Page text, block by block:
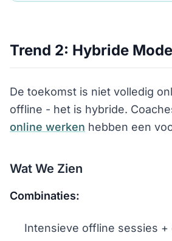
Trend 2: Hybride
De toekomst is niet volledig
offline - het is hybride.
online werken hebben een
Wat We Zien
Combinaties:
Intensieve offline sessies +